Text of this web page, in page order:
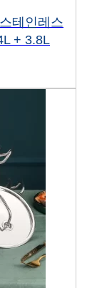
테인레스
+ 3.8L